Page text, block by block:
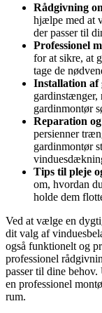
Rådgivning
hjælpe med at
der passer til
Professionel
for at sikre, at
tage de
Installation af
gardinstænger,
gardinmontør
Reparation
persienner
gardinmontør
Tips til pleje
om, hvordan
holde dem
Ved at vælge en
dit valg af
også funktionelt og
professionel
passer til dine
en professionel
rum.